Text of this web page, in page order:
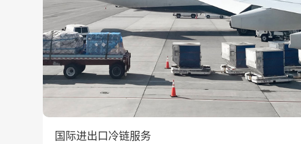
国际进出口冷链服务